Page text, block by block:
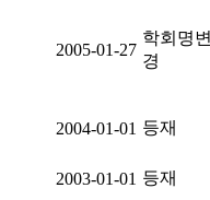
2005-01-27
학회명변
경
2004-01-01 등재
2003-01-01 등재